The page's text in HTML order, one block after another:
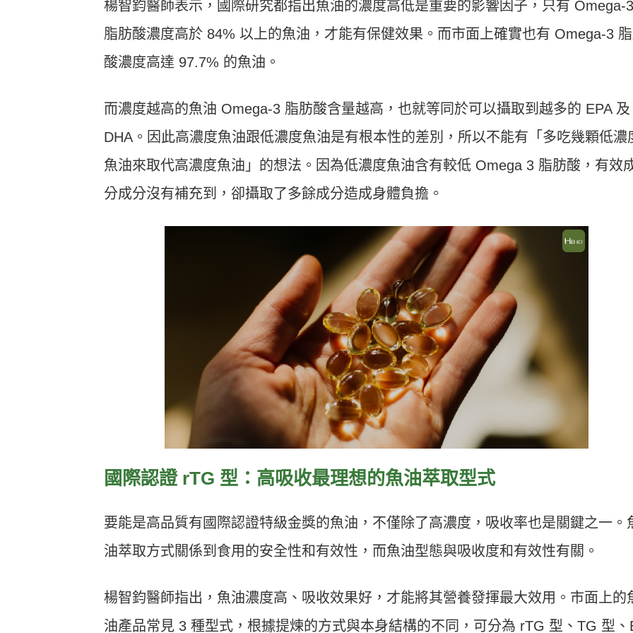
楊智鈞醫師表示，國際研究都指出魚油的濃度高低是重要的影響因子，只有 Omega-3
脂肪酸濃度高於 84% 以上的魚油，才能有保健效果。而市面上確實也有 Omega-3
酸濃度高達 97.7% 的魚油。
而濃度越高的魚油 Omega-3 脂肪酸含量越高，也就等同於可以攝取到越多的 EPA 及
DHA。因此高濃度魚油跟低濃度魚油是有根本性的差別，所以不能有「多吃幾顆低濃
魚油來取代高濃度魚油」的想法。因為低濃度魚油含有較低 Omega 3 脂肪酸，有效
分成分沒有補充到，卻攝取了多餘成分造成身體負擔。
國際認證 rTG 型：高吸收最理想的魚油萃取型式
要能是高品質有國際認證特級金獎的魚油，不僅除了高濃度，吸收率也是關鍵之一。
油萃取方式關係到食用的安全性和有效性，而魚油型態與吸收度和有效性有關。
楊智鈞醫師指出，魚油濃度高、吸收效果好，才能將其營養發揮最大效用。市面上的
油產品常見 3 種型式，根據提煉的方式與本身結構的不同，可分為 rTG 型、TG 型、